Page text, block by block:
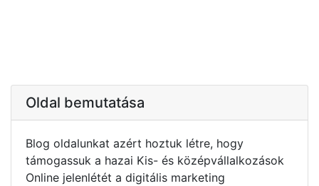
Oldal bemutatása
Blog oldalunkat azért hoztuk létre, hogy
támogassuk a hazai Kis- és középvállalkozások
Online jelenlétét a digitális marketing